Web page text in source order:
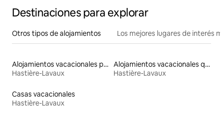
Destinaciones para explorar
Otros tipos de alojamientos Los mejores lugares de interés
Alojamientos vacacionales para familias
Hastière-Lavaux
Alojamientos vacacionales que admiten mascotas
Hastière-Lavaux
Casas vacacionales
Hastière-Lavaux